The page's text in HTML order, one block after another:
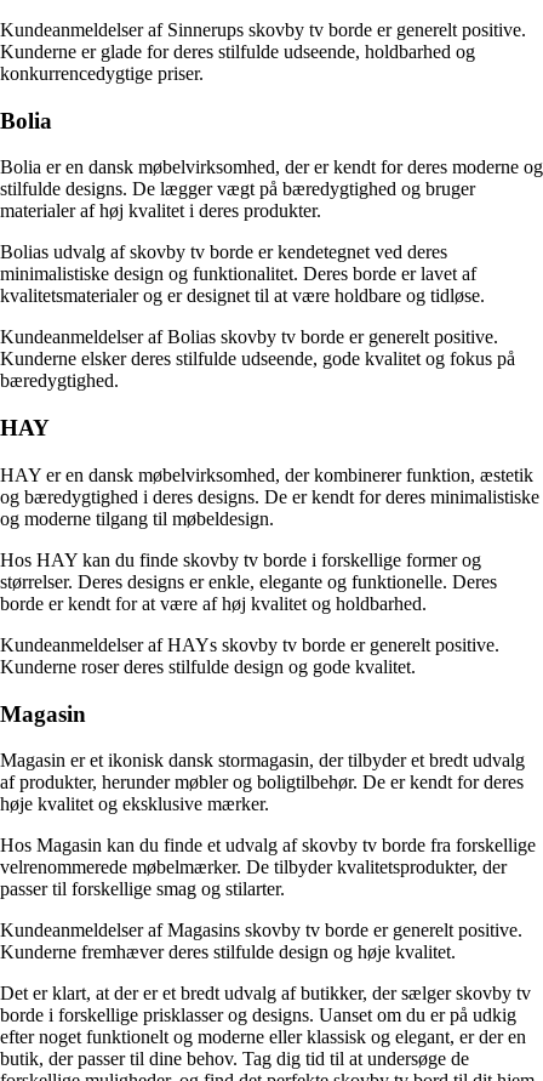
Kundeanmeldelser af Sinnerups skovby tv borde er generelt positive.
Kunderne er glade for deres stilfulde udseende, holdbarhed og
konkurrencedygtige priser.
Bolia
Bolia er en dansk møbelvirksomhed, der er kendt for deres moderne og
stilfulde designs. De lægger vægt på bæredygtighed og bruger
materialer af høj kvalitet i deres produkter.
Bolias udvalg af skovby tv borde er kendetegnet ved deres
minimalistiske design og funktionalitet. Deres borde er lavet af
kvalitetsmaterialer og er designet til at være holdbare og tidløse.
Kundeanmeldelser af Bolias skovby tv borde er generelt positive.
Kunderne elsker deres stilfulde udseende, gode kvalitet og fokus på
bæredygtighed.
HAY
HAY er en dansk møbelvirksomhed, der kombinerer funktion, æstetik
og bæredygtighed i deres designs. De er kendt for deres minimalistiske
og moderne tilgang til møbeldesign.
Hos HAY kan du finde skovby tv borde i forskellige former og
størrelser. Deres designs er enkle, elegante og funktionelle. Deres
borde er kendt for at være af høj kvalitet og holdbarhed.
Kundeanmeldelser af HAYs skovby tv borde er generelt positive.
Kunderne roser deres stilfulde design og gode kvalitet.
Magasin
Magasin er et ikonisk dansk stormagasin, der tilbyder et bredt udvalg
af produkter, herunder møbler og boligtilbehør. De er kendt for deres
høje kvalitet og eksklusive mærker.
Hos Magasin kan du finde et udvalg af skovby tv borde fra forskellige
velrenommerede møbelmærker. De tilbyder kvalitetsprodukter, der
passer til forskellige smag og stilarter.
Kundeanmeldelser af Magasins skovby tv borde er generelt positive.
Kunderne fremhæver deres stilfulde design og høje kvalitet.
Det er klart, at der er et bredt udvalg af butikker, der sælger skovby tv
borde i forskellige prisklasser og designs. Uanset om du er på udkig
efter noget funktionelt og moderne eller klassisk og elegant, er der en
butik, der passer til dine behov. Tag dig tid til at undersøge de